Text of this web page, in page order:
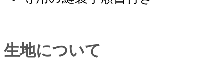
生地について